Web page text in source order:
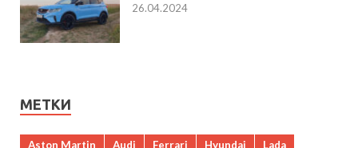
26.04.2024
МЕТКИ
Aston Martin Audi Ferrari Hyundai
Lada